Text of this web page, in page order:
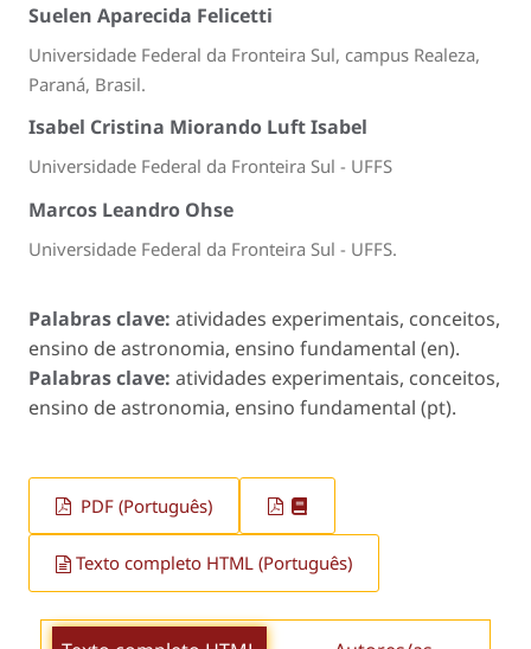
Suelen Aparecida Felicetti
Universidade Federal da Fronteira Sul, campus Realeza,
Paraná, Brasil.
Isabel Cristina Miorando Luft Isabel
Universidade Federal da Fronteira Sul - UFFS
Marcos Leandro Ohse
Universidade Federal da Fronteira Sul - UFFS.
Palabras clave: atividades experimentais, conceitos,
ensino de astronomia, ensino fundamental (en).
Palabras clave: atividades experimentais, conceitos,
ensino de astronomia, ensino fundamental (pt).
PDF (Português)
Texto completo HTML (Português)